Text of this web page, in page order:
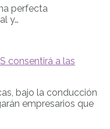
perfecta
y…
consentirá a las
bajo la conducción
empresarios que